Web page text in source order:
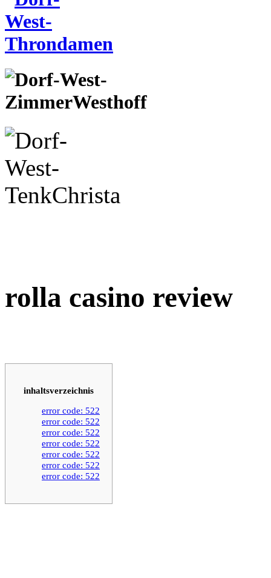
rolla casino review
inhaltsverzeichnis
error code: 522
error code: 522
error code: 522
error code: 522
error code: 522
error code: 522
error code: 522